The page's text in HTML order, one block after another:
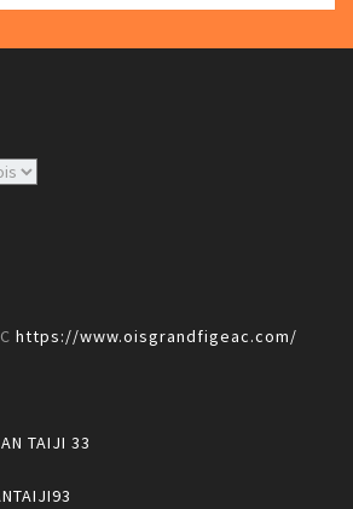
https://www.oisgrandfigeac.com/
TAIJI 33